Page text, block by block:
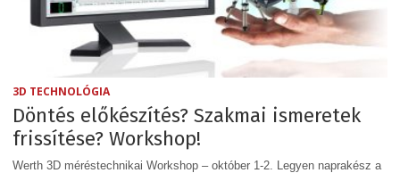
3D TECHNOLÓGIA
Döntés előkészítés? Szakmai ismeretek
frissítése? Workshop!
Werth 3D méréstechnikai Workshop – október 1-2. Legyen naprakész a